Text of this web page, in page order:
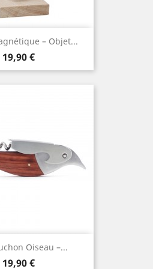
– Objet...
Prix
19,90 €
Oiseau –...
Prix
19,90 €